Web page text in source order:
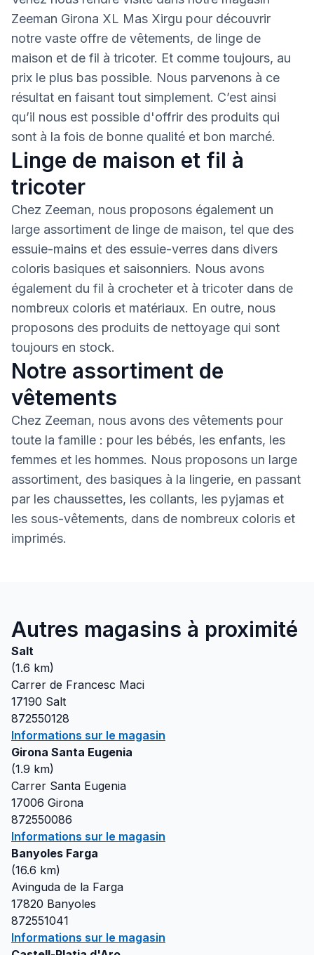
Zeeman Girona XL Mas Xirgu pour découvrir
notre vaste offre de vêtements, de linge de
maison et de fil à tricoter. Et comme toujours, au
prix le plus bas possible. Nous parvenons à ce
résultat en faisant tout simplement. C’est ainsi
qu’il nous est possible d'offrir des produits qui
sont à la fois de bonne qualité et bon marché.
Linge de maison et fil à
tricoter
Chez Zeeman, nous proposons également un
large assortiment de linge de maison, tel que des
essuie-mains et des essuie-verres dans divers
coloris basiques et saisonniers. Nous avons
également du fil à crocheter et à tricoter dans de
nombreux coloris et matériaux. En outre, nous
proposons des produits de nettoyage qui sont
toujours en stock.
Notre assortiment de
vêtements
Chez Zeeman, nous avons des vêtements pour
toute la famille : pour les bébés, les enfants, les
femmes et les hommes. Nous proposons un large
assortiment, des basiques à la lingerie, en passant
par les chaussettes, les collants, les pyjamas et
les sous-vêtements, dans de nombreux coloris et
imprimés.
Autres magasins à proximité
Salt
(1.6 km)
Carrer de Francesc Maci
17190 Salt
872550128
Informations sur le magasin
Girona Santa Eugenia
(1.9 km)
Carrer Santa Eugenia
17006 Girona
872550086
Informations sur le magasin
Banyoles Farga
(16.6 km)
Avinguda de la Farga
17820 Banyoles
872551041
Informations sur le magasin